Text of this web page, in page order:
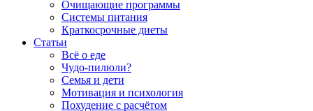
Очищающие программы
Системы питания
Краткосрочные диеты
Статьи
Всё о еде
Чудо-пилюли?
Семья и дети
Мотивация и психология
Похудение с расчётом